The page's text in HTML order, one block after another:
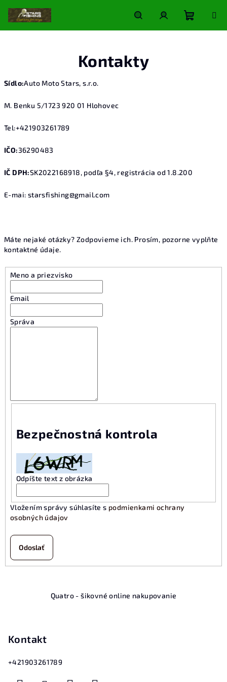
obsah
HľadaťPrihlásenie
Kontakty
Sídlo:Auto Moto Stars, s.r.o.
M. Benku 5/1723 920 01 Hlohovec
Tel:+421903261789
IČO:36290483
IČ DPH:SK2022168918, podľa §4, registrácia od 1.8.200
E-mai: starsfishing@gmail.com
Máte nejaké otázky? Zodpovieme ich. Prosím, pozorne vyplňte
kontaktné údaje.
Meno a priezvisko
Email
Správa
Bezpečnostná kontrola
Odpíšte text z obrázka
Vložením správy súhlasíte s podmienkami ochrany
osobných údajov
Odoslať
Quatro - šikovné online nakupovanie
Kontakt
+421903261789